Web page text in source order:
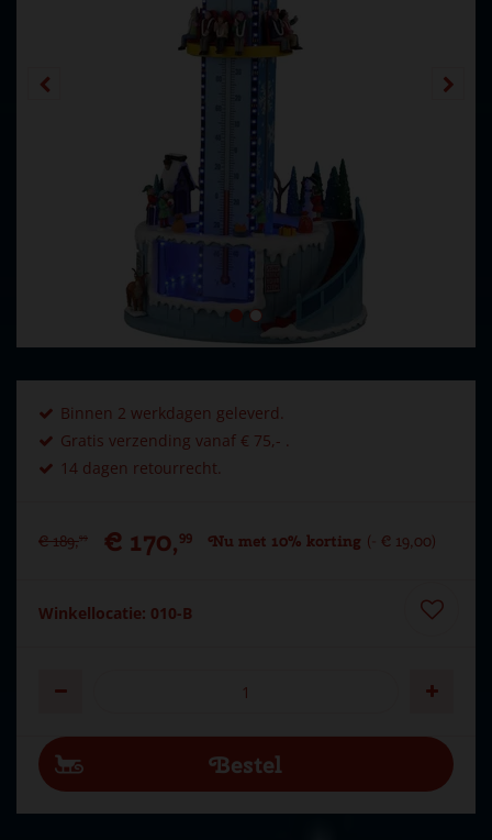
Binnen 2 werkdagen geleverd.
Gratis verzending vanaf € 75,- .
14 dagen retourrecht.
€ 189,99 € 170,99 Nu met 10% korting € 19,00
Winkellocatie: 010-B